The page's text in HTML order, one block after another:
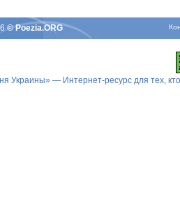
© Poezia.ORG
Украины» — Интернет-ресурс для тех,